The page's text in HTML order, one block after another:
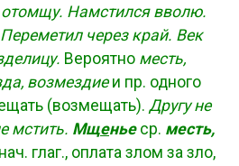
Намстился вволю.
через край. Век
Вероятно месть,
возмездиеи пр. одного
(возмещать). Другу не
мстить. Мщеньеср. месть,
глаг., оплата злом за зло,